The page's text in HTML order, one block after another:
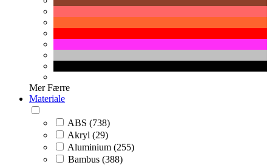
Mer Færre
Materiale
ABS (738)
Akryl (29)
Aluminium (255)
Bambus (388)